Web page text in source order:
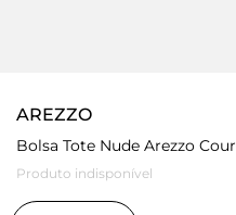
AREZZO
Bolsa Tote Nude Arezzo
Produto indisponível